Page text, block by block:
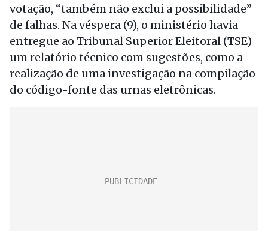
votação, “também não exclui a possibilidade”
de falhas. Na véspera (9), o ministério havia
entregue ao Tribunal Superior Eleitoral (TSE)
um relatório técnico com sugestões, como a
realização de uma investigação na compilação
do código-fonte das urnas eletrônicas.